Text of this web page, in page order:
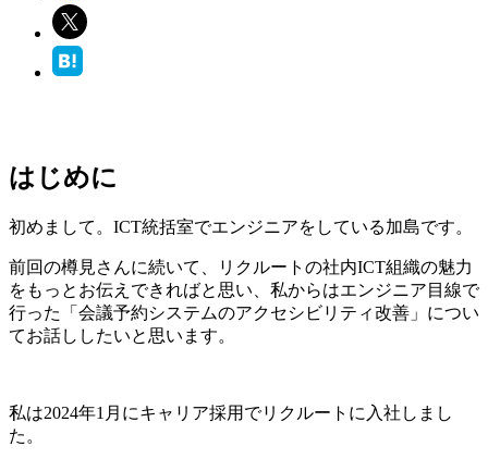
はじめに
初めまして。ICT統括室でエンジニアをしている加島です。
前回の樽見さんに続いて、リクルートの社内ICT組織の魅力
をもっとお伝えできればと思い、私からはエンジニア目線で
行った「会議予約システムのアクセシビリティ改善」につい
てお話ししたいと思います。
私は2024年1月にキャリア採用でリクルートに入社しまし
た。